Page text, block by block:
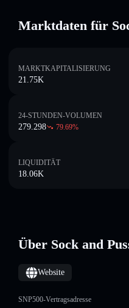
Marktdaten für
MARKTKAPITALISIERUNG
21.75K
24-STUNDEN-VOLUMEN
279.298 79.69%
LIQUIDITÄT
18.06K
Über Sock and
Website
SNP500-Vertragsadresse